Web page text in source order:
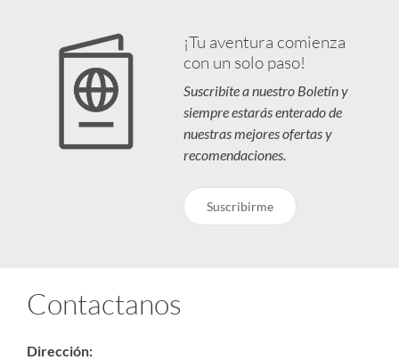
¡Tu aventura comienza
con un solo paso!
Suscribíte a nuestro Boletín y
siempre estarás enterado de
nuestras mejores ofertas y
recomendaciones.
Suscribirme
Contactanos
Dirección: